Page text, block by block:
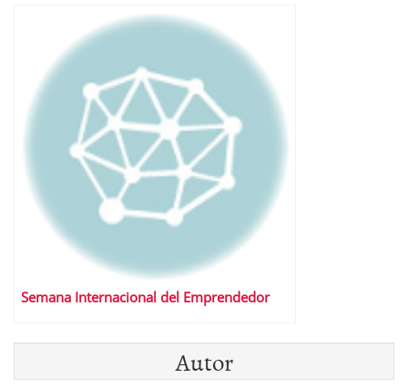
Semana Internacional del Emprendedor
Autor